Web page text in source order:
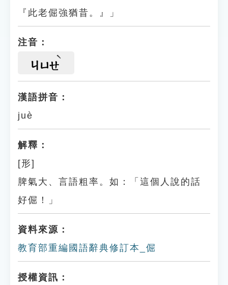
『此老倔強猶昔。』」
注音：
ㄐㄩㄝ
漢語拼音：
juè
解釋：
[形]
脾氣大、言語粗率。如：「這個人說的話
好倔！」
資料來源：
教育部重編國語辭典修訂本_倔
授權資訊：